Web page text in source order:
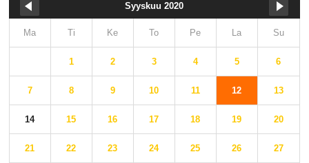
Syyskuu 2020
Ma Ti Ke To Pe La Su
1 2 3 4 5 6
7 8 9 10 11 12 13
14 15 16 17 18 19 20
21 22 23 24 25 26 27